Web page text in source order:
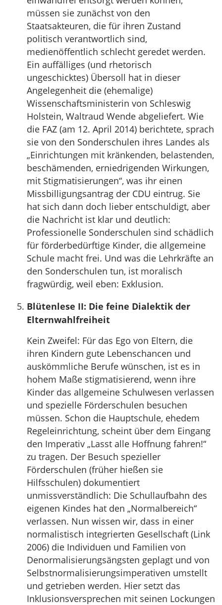
müssen sie zunächst von den
Staatsakteuren, die für ihren Zustand
politisch verantwortlich sind,
medienöffentlich schlecht geredet werden.
Ein auffälliges (und rhetorisch
ungeschicktes) Übersoll hat in dieser
Angelegenheit die (ehemalige)
Wissenschaftsministerin von Schleswig
Holstein, Waltraud Wende abgeliefert. Wie
die FAZ (am 12. April 2014) berichtete, sprach
sie von den Sonderschulen ihres Landes als
„Einrichtungen mit kränkenden, belastenden,
beschämenden, erniedrigenden Wirkungen,
mit Stigmatisierungen“, was ihr einen
Missbilligungsantrag der CDU eintrug. Sie
hat sich dann doch lieber entschuldigt, aber
die Nachricht ist klar und deutlich:
Professionelle Sonderschulen sind schädlich
für förderbedürftige Kinder, die allgemeine
Schule macht frei. Und was die Lehrkräfte an
den Sonderschulen tun, ist moralisch
fragwürdig, weil eben: Exklusion.
Blütenlese II: Die feine Dialektik der
Elternwahlfreiheit
Kein Zweifel: Für das Ego von Eltern, die
ihren Kindern gute Lebenschancen und
auskömmliche Berufe wünschen, ist es in
hohem Maße stigmatisierend, wenn ihre
Kinder das allgemeine Schulwesen verlassen
und spezielle Förderschulen besuchen
müssen. Schon die Hauptschule, ehedem
Regeleinrichtung, scheint über dem Eingang
den Imperativ „Lasst alle Hoffnung fahren!“
zu tragen. Der Besuch spezieller
Förderschulen (früher hießen sie
Hilfsschulen) dokumentiert
unmissverständlich: Die Schullaufbahn des
eigenen Kindes hat den „Normalbereich“
verlassen. Nun wissen wir, dass in einer
normalistisch integrierten Gesellschaft (Link
2006) die Individuen und Familien von
Denormalisierungsängsten geplagt und von
Selbstnormalisierungsimperativen umstellt
und getrieben werden. Hier setzt das
Inklusionsversprechen mit seinen Lockungen